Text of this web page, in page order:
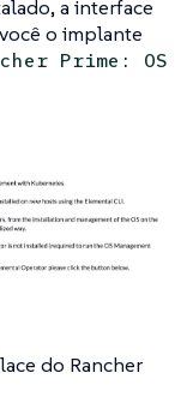
a interface
o implante
Prime: OS
do Rancher